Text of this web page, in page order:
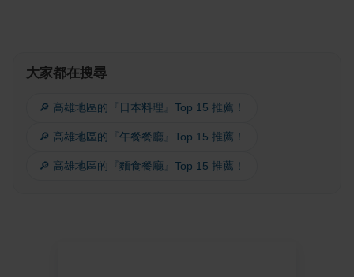
大家都在搜尋
🔎 高雄地區的『日本料理』Top 15 推薦！
🔎 高雄地區的『午餐餐廳』Top 15 推薦！
🔎 高雄地區的『麵食餐廳』Top 15 推薦！